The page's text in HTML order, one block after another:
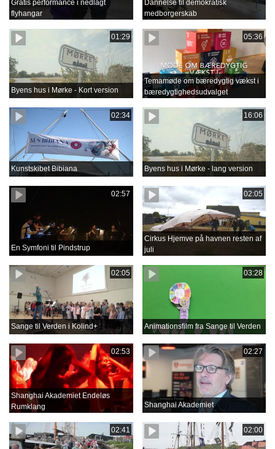
Gratis performance i nedlagt
flyhangar
Dannelse til demokratisk
medborgerskab
01:29
Byens hus i Mørke - Kort version
05:36
Temamøde om bæredygtig vækst i
bæredygtighedsudvalget
02:34
Kunstskibet Bibiana
16:06
Byens hus i Mørke - lang version
02:57
En Symfoni til Pindstrup
02:05
Cirkus Hjemve på havnen resten af
juli
02:05
Sange til Verden i Kolind+
03:28
Animationsfilm fra Sange til Verden
02:53
Shanghai Akademiet Endeløs
Rumklang
02:27
Shanghai Akademiet
02:41 02:00